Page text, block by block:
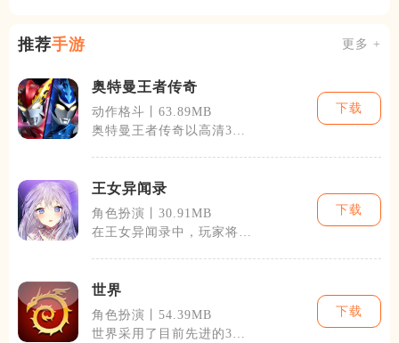
推荐手游 更多 +
奥特曼王者传奇
动作格斗丨63.89MB
奥特曼王者传奇以高清3D
奥特英雄的世
下载
王女异闻录
角色扮演丨30.91MB
在王女异闻录中，玩家将体
性的战斗挑战
下载
世界
角色扮演丨54.39MB
世界采用了目前先进的3D
下载